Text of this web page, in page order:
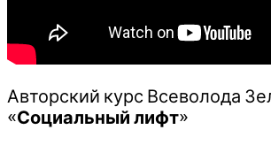
Авторский курс Всеволода
«Социальный лифт»